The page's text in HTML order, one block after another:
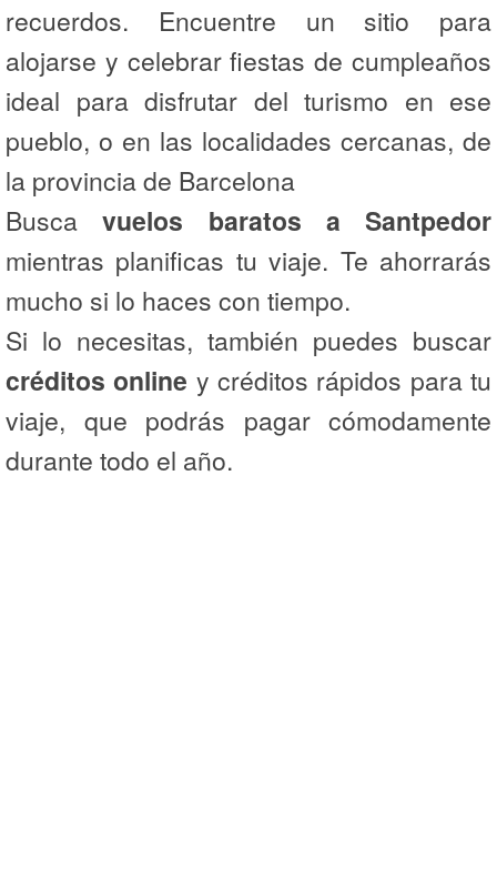
recuerdos. Encuentre un sitio para
alojarse y celebrar fiestas de cumpleaños
ideal para disfrutar del turismo en ese
pueblo, o en las localidades cercanas, de
la provincia de Barcelona
Buscavuelos baratos a Santpedor
mientras planificas tu viaje. Te ahorrarás
mucho si lo haces con tiempo.
Si lo necesitas, también puedes buscar
créditos online y créditos rápidos para tu
viaje, que podrás pagar cómodamente
durante todo el año.